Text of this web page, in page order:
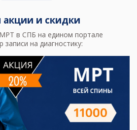
и скидки
МРТ в СПБ на едином портале
на диагностику: